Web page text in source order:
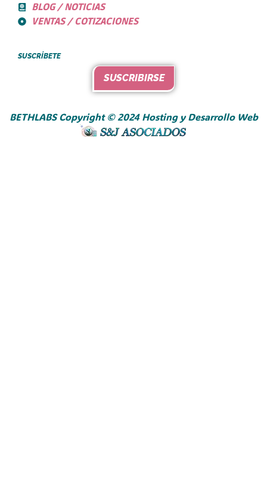
BLOG / NOTICIAS
VENTAS / COTIZACIONES
SUSCRÍBETE
SUSCRIBIRSE
BETHLABS Copyright © 2024 Hosting y Desarrollo Web